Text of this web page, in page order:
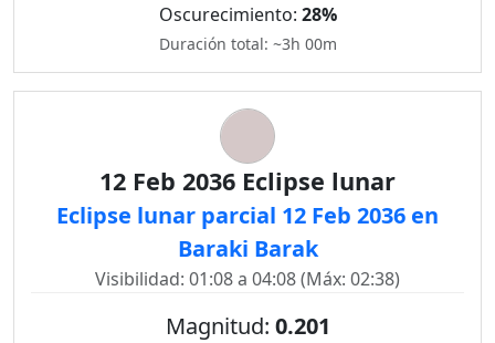
Oscurecimiento: 28%
Duración total: ~3h 00m
12 Feb 2036 Eclipse lunar
Eclipse lunar parcial 12 Feb 2036 en
Baraki Barak
Visibilidad: 01:08 a 04:08 (Máx: 02:38)
Magnitud: 0.201